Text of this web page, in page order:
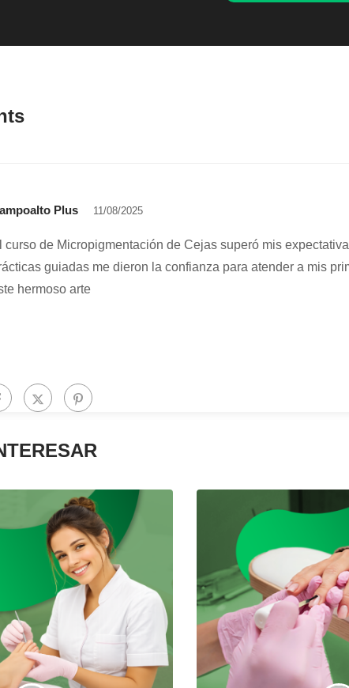
Plus 11/08/2025
curso de Micropigmentación de Cejas superó mis
guiadas me dieron la confianza para atender a mis
hermoso arte